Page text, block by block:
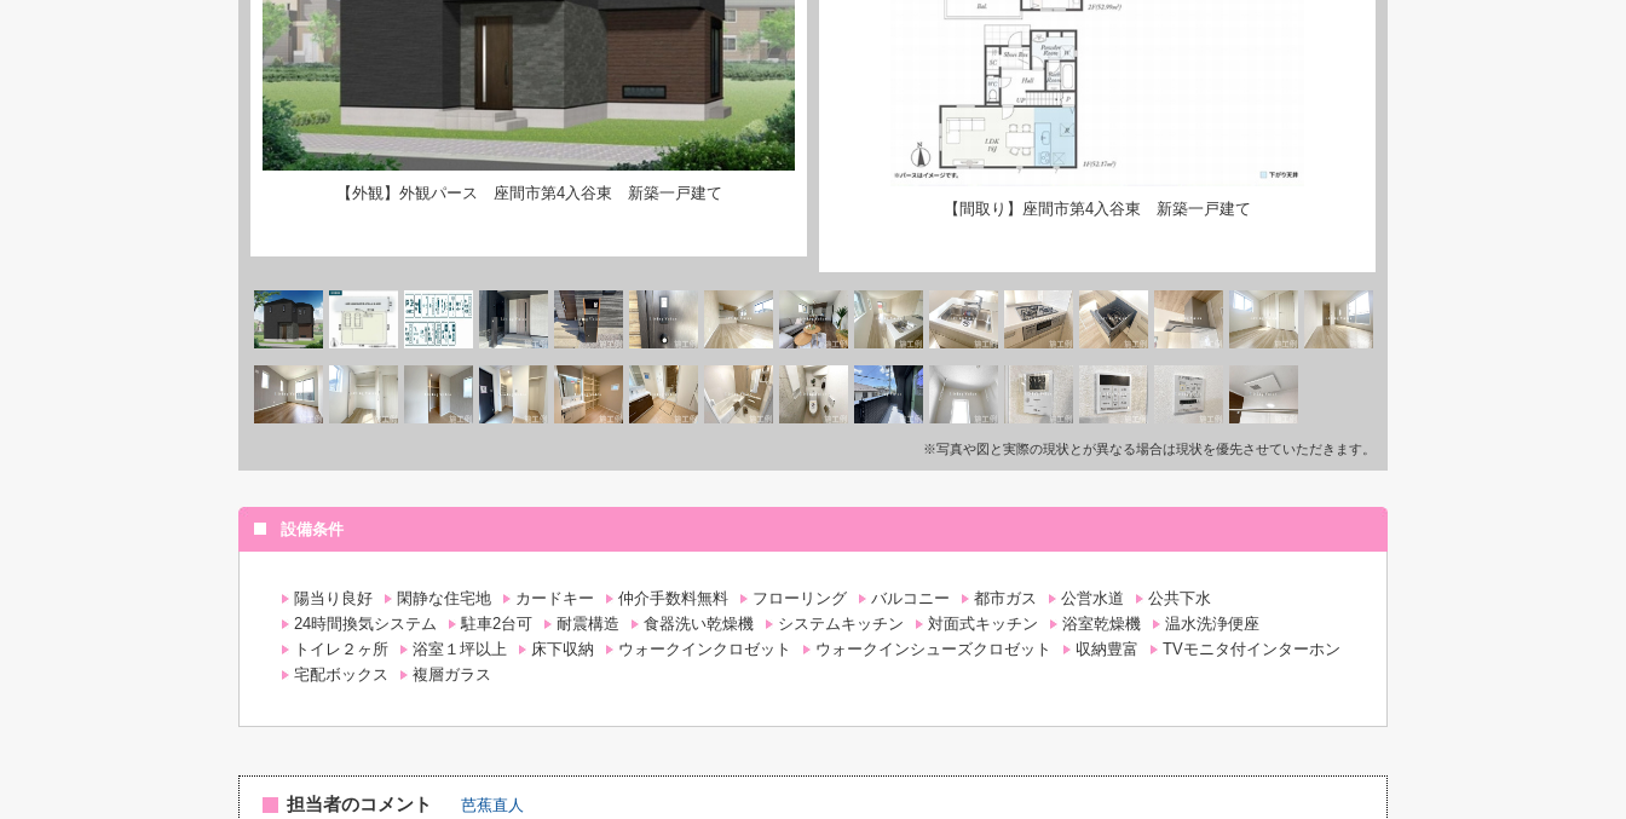
【外観】外観パース 座間市第4入谷東 新築一戸建て
【間取り】座間市第4入谷東 新築一戸建て
※写真や図と実際の現状とが異なる場合は現状を優先させていただきます。
設備条件
陽当り良好 閑静な住宅地 カードキー 仲介手数料無料 フローリング バルコニー 都市ガス 公営水道
公共下水
24時間換気システム
駐車2台可 耐震構造 食器洗い乾燥機 システムキッチン 対面式キッチン 浴室乾燥機
温水洗浄便座
トイレ２ヶ所
浴室１坪以上 床下収納 ウォークインクロゼット ウォークインシューズクロゼット 収納豊富
TVモニタ付インターホン
宅配ボックス
複層ガラス
担当者のコメント 芭蕉直人